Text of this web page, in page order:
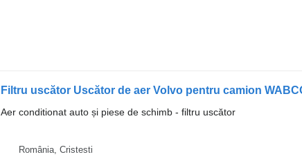
Filtru uscător Uscător de aer Volvo pentru camion
Aer conditionat auto și piese de schimb - filtru uscător
România, Cristesti